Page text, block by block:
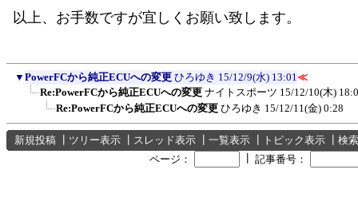
以上、お手数ですが宜しくお願い致します。
▼ PowerFCから純正ECUへの変更 ひろゆき 15/12/9(水) 13:01≪
Re:PowerFCから純正ECUへの変更 ナイトスポーツ 15/12/10(木)
Re:PowerFCから純正ECUへの変更 ひろゆき 15/12/11(金) 0:28
新規投稿 ツリー表示 スレッド表示 一覧表示 トピック表示
検索
ページ：
記事番号：